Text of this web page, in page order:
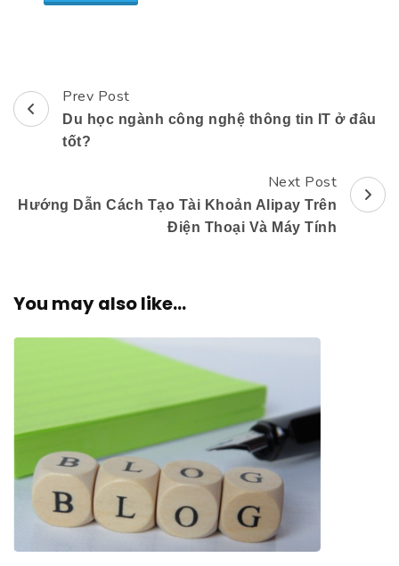
Post
Navigation
Prev Post
Du học ngành công nghệ thông tin IT ở đâu
tốt?
Next Post
Hướng Dẫn Cách Tạo Tài Khoản Alipay Trên
Điện Thoại Và Máy Tính
You may also like...